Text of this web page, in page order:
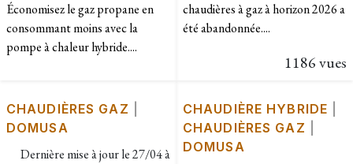
Économisez le gaz propane en
consommant moins avec la
pompe à chaleur hybride....
chaudières à gaz à horizon 2026 a
été abandonnée....
1186 vues
CHAUDIÈRES GAZ
DOMUSA
Dernière mise à jour le27/04 à
CHAUDIÈRE HYBRIDE
CHAUDIÈRES GAZ
DOMUSA